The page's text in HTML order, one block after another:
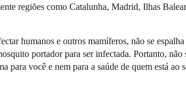
regiões como Catalunha, Madrid, Ilhas
humanos e outros mamíferos, não se
portador para ser infectada. Portanto,
para você e nem para a saúde de quem está ao